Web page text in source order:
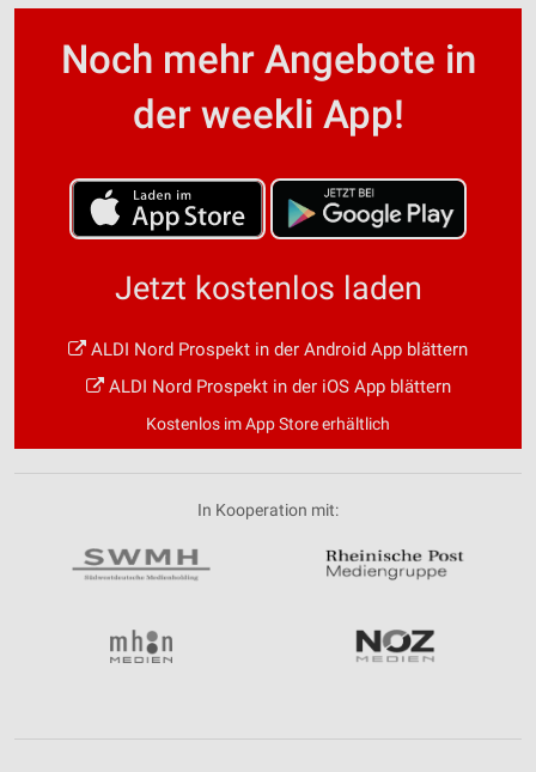
Noch mehr Angebote in
der weekli App!
Jetzt kostenlos laden
ALDI Nord Prospekt in der Android App blättern
ALDI Nord Prospekt in der iOS App blättern
Kostenlos im App Store erhältlich
In Kooperation mit: